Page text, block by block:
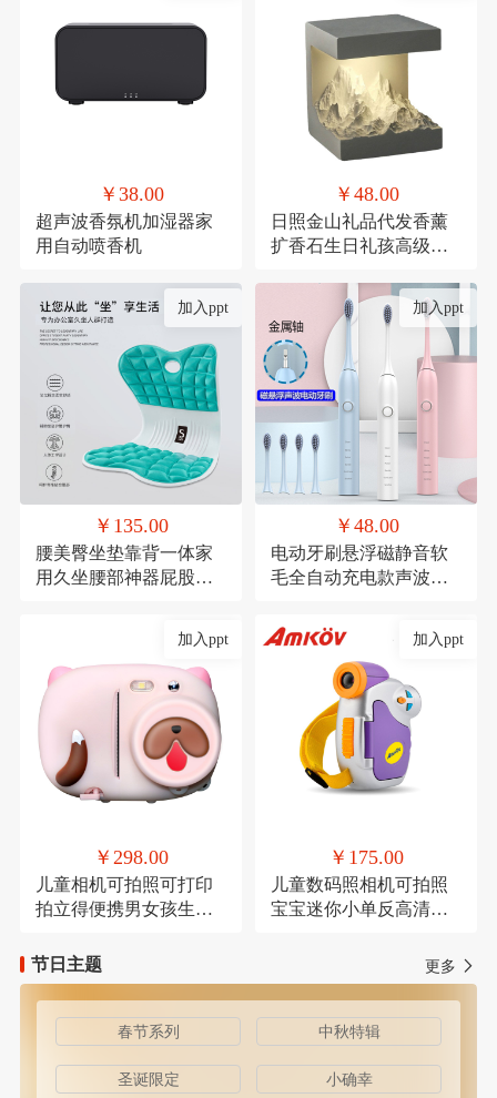
￥38.00
超声波香氛机加湿器家
用自动喷香机
￥48.00
日照金山礼品代发香薰
扩香石生日礼孩高级感
加入ppt
￥135.00
腰美臀坐垫靠背一体家
用久坐腰部神器屁股垫
加入ppt
￥48.00
电动牙刷悬浮磁静音软
毛全自动充电款声波式
加入ppt
￥298.00
儿童相机可拍照可打印
拍立得便携男女孩生日
加入ppt
￥175.00
儿童数码照相机可拍照
宝宝迷你小单反高清卡
节日主题
更多
春节系列 中秋特辑
圣诞限定 小确幸